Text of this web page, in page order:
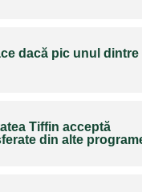
dacă pic unul dintre
Tiffin acceptă
din alte